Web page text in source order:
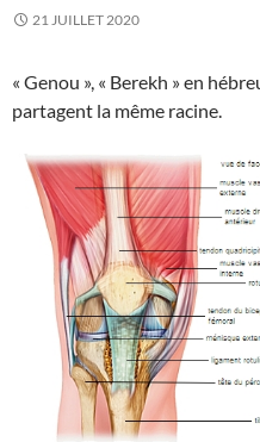
21 JUILLET 2020
« Genou », « Berekh » en
partagent la même racine.